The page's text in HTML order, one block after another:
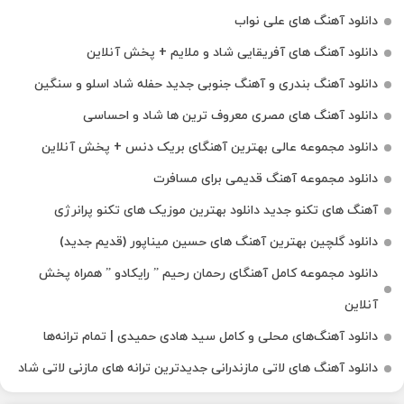
دانلود آهنگ های علی نواب
دانلود آهنگ های آفریقایی شاد و ملایم + پخش آنلاین
دانلود آهنگ بندری و آهنگ جنوبی جدید حفله شاد اسلو و سنگین
دانلود آهنگ های مصری معروف ترین ها شاد و احساسی
دانلود مجموعه عالی بهترین آهنگای بریک دنس + پخش آنلاین
دانلود مجموعه آهنگ قدیمی برای مسافرت
آهنگ های تکنو جدید دانلود بهترین موزیک های تکنو پرانرژی
دانلود گلچین بهترین آهنگ های حسین میناپور (قدیم جدید)
دانلود مجموعه کامل آهنگای رحمان رحیم ” رایکادو ” همراه پخش
آنلاین
دانلود آهنگ‌های محلی و کامل سید هادی حمیدی | تمام ترانه‌ها
دانلود آهنگ‌ های لاتی مازندرانی جدیدترین ترانه های مازنی لاتی شاد